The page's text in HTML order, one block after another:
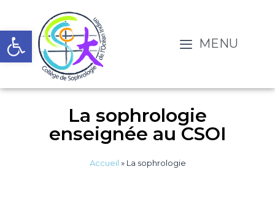
Ouvrir la barre d’outils MENU
La sophrologie
enseignée au CSOI
Accueil » La sophrologie